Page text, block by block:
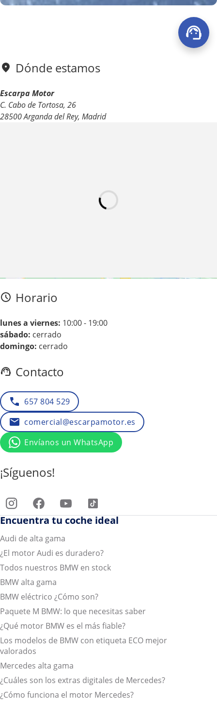
Horario
lunes a viernes: 10:00 - 19:00
sábado: cerrado
domingo: cerrado
Dónde estamos
Escarpa Motor
C. Cabo de Tortosa, 26
28500 Arganda del Rey, Madrid
Contacto
657 804 529
comercial@escarpamotor.es
Envíanos un WhatsApp
¡Síguenos!
Política de cookies
Encuentra tu coche ideal
Audi de alta gama
¿El motor Audi es duradero?
Todos nuestros BMW en stock
BMW alta gama
BMW eléctrico ¿Cómo son?
Paquete M BMW: lo que necesitas saber
¿Qué motor BMW es el más fiable?
Los modelos de BMW con etiqueta ECO mejor
valorados
Mercedes alta gama
¿Cuáles son los extras digitales de Mercedes?
¿Cómo funciona el motor Mercedes?